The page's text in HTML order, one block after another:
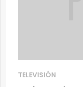
TELEVISIÓN